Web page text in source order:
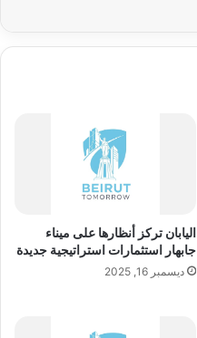
اليابان تركز أنظارها على ميناء
جابهار استثمارات استراتيجية جديدة
ديسمبر 16, 2025